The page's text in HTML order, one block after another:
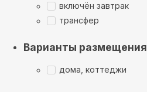
включён завтрак
трансфер
Варианты размещения
дома, коттеджи